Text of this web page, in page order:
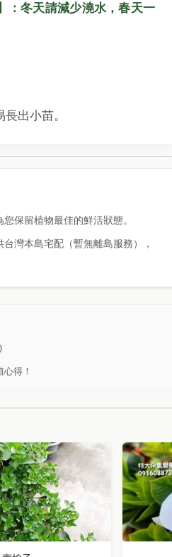
：冬天請減少澆水，春天一
出小苗。
保留植物最佳的鮮活狀態。
灣本島宅配（暫無離島服務），
得！